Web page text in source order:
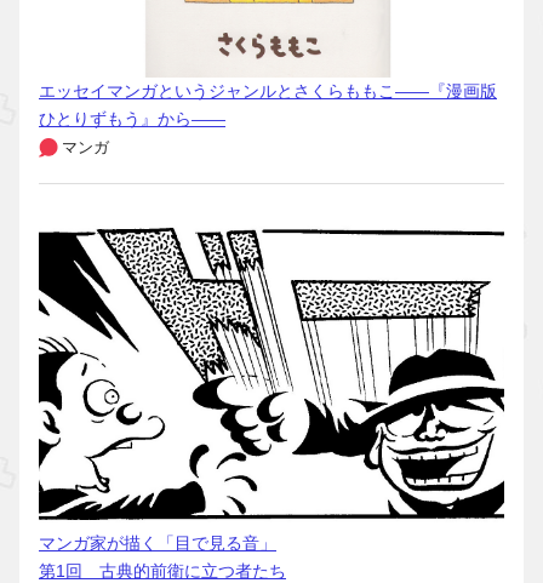
エッセイマンガというジャンルとさくらももこ――『漫画版
ひとりずもう』から――
マンガ
マンガ家が描く「目で見る音」
第1回 古典的前衛に立つ者たち